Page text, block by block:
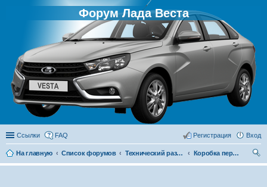
Форум Лада Веста
Ссылки FAQ Вход
Регистрация
На главную Список форумов Технический раздел
Коробка передач
ои